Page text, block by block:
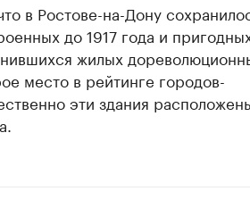
что в Ростове-на-Дону
до 1917 года и
жилых
место в рейтинге городов-
эти здания